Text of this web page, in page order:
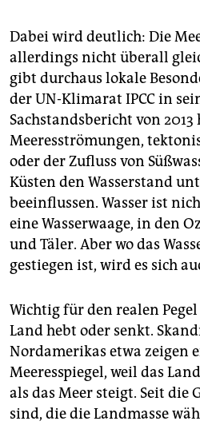
Dabei wird deutlich: Die
allerdings nicht überall
gibt durchaus lokale
der UN-Klimarat IPCC in
Sachstandsbericht von
Meeresströmungen,
oder der Zufluss von
Küsten den Wasserstand
beeinflussen. Wasser ist
eine Wasserwaage, in den
und Täler. Aber wo das
gestiegen ist, wird es sich
Wichtig für den realen
Land hebt oder senkt.
Nordamerikas etwa zeigen
Meeresspiegel, weil das
als das Meer steigt. Seit die
sind, die die Landmasse